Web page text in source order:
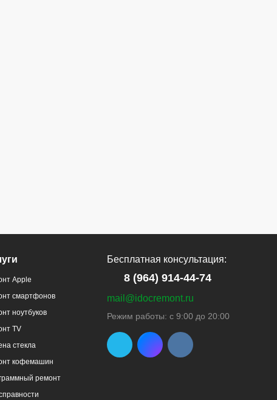
Apple
смартфонов
ноутбуков
TV
стекла
кофемашин
ремонт
Бесплатная консультация:
8 (964) 914-44-74
mail@idocremont.ru
Режим работы: с 9:00 до 20:00